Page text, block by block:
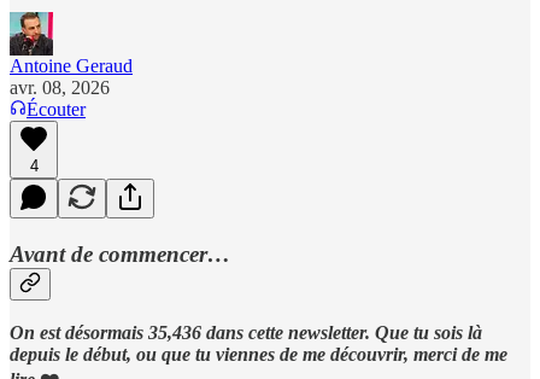
Antoine Geraud
avr. 08, 2026
Écouter
4
Avant de commencer…
On est désormais 35,436 dans cette newsletter. Que tu sois là
depuis le début, ou que tu viennes de me découvrir, merci de me